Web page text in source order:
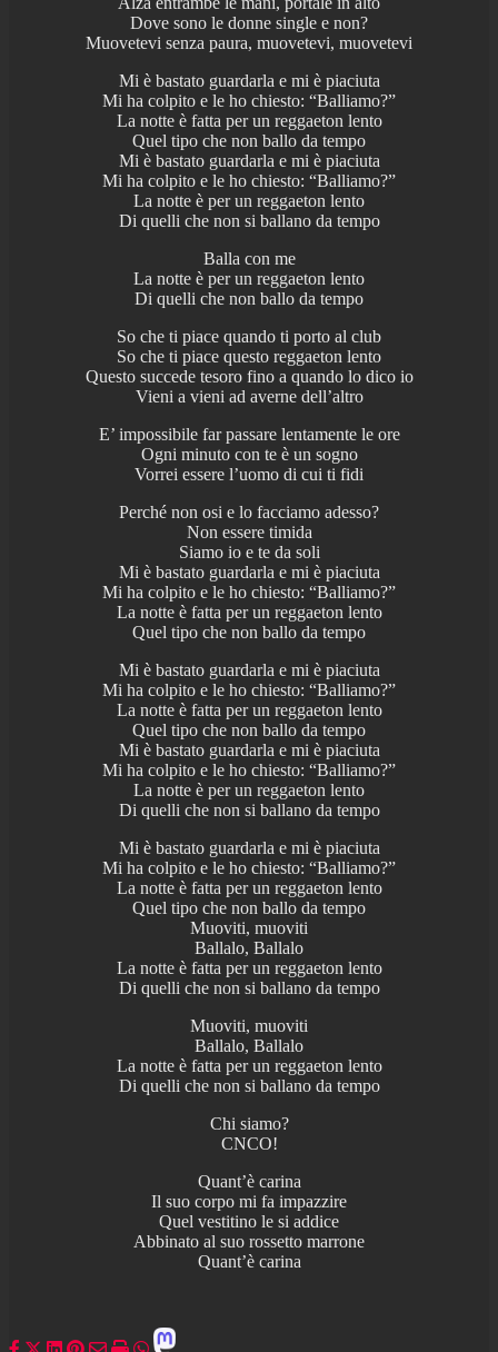
Dove sono le donne single e non?
Muovetevi senza paura, muovetevi, muovetevi
Mi è bastato guardarla e mi è piaciuta
Mi ha colpito e le ho chiesto: “Balliamo?”
La notte è fatta per un reggaeton lento
Quel tipo che non ballo da tempo
Mi è bastato guardarla e mi è piaciuta
Mi ha colpito e le ho chiesto: “Balliamo?”
La notte è per un reggaeton lento
Di quelli che non si ballano da tempo
Balla con me
La notte è per un reggaeton lento
Di quelli che non ballo da tempo
So che ti piace quando ti porto al club
So che ti piace questo reggaeton lento
Questo succede tesoro fino a quando lo dico io
Vieni a vieni ad averne dell’altro
E’ impossibile far passare lentamente le ore
Ogni minuto con te è un sogno
Vorrei essere l’uomo di cui ti fidi
Perché non osi e lo facciamo adesso?
Non essere timida
Siamo io e te da soli
Mi è bastato guardarla e mi è piaciuta
Mi ha colpito e le ho chiesto: “Balliamo?”
La notte è fatta per un reggaeton lento
Quel tipo che non ballo da tempo
Mi è bastato guardarla e mi è piaciuta
Mi ha colpito e le ho chiesto: “Balliamo?”
La notte è fatta per un reggaeton lento
Quel tipo che non ballo da tempo
Mi è bastato guardarla e mi è piaciuta
Mi ha colpito e le ho chiesto: “Balliamo?”
La notte è per un reggaeton lento
Di quelli che non si ballano da tempo
Mi è bastato guardarla e mi è piaciuta
Mi ha colpito e le ho chiesto: “Balliamo?”
La notte è fatta per un reggaeton lento
Quel tipo che non ballo da tempo
Muoviti, muoviti
Ballalo, Ballalo
La notte è fatta per un reggaeton lento
Di quelli che non si ballano da tempo
Muoviti, muoviti
Ballalo, Ballalo
La notte è fatta per un reggaeton lento
Di quelli che non si ballano da tempo
Chi siamo?
CNCO!
Quant’è carina
Il suo corpo mi fa impazzire
Quel vestitino le si addice
Abbinato al suo rossetto marrone
Quant’è carina